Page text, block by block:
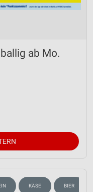
ab Mo.
KÄSE BIER